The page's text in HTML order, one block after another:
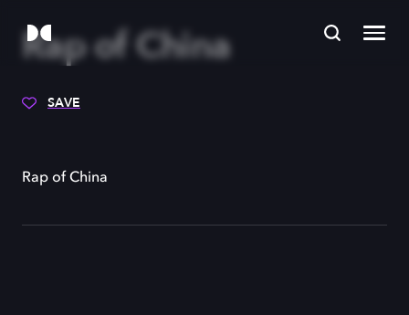
Rap of China
SAVE
Rap of China